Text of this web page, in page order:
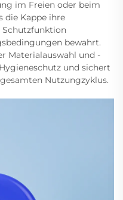
im Freien oder beim
die Kappe ihre
bewahrt.
Materialauswahl und -
und sichert
Nutzungzyklus.